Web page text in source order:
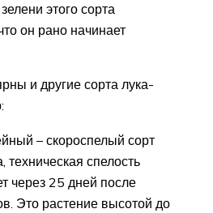
этого сорта
он рано начинает
и другие сорта лука-
– скороспелый сорт
техническая спелость
через 25 дней после
Это растение высотой до